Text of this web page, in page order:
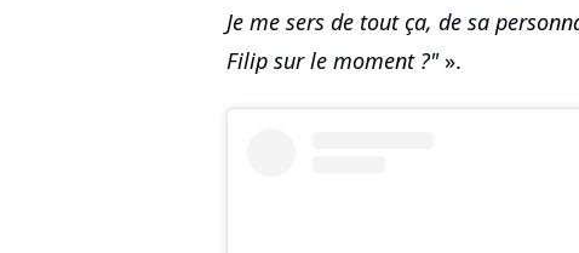
Je me sers de tout ça, de sa
Filip sur le moment ?"».